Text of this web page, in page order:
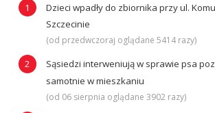
Dzieci wpadły do zbiornika przy ul.
Szczecinie
(od przedwczoraj oglądane 5414 razy)
Sąsiedzi interweniują w sprawie psa
samotnie w mieszkaniu
(od 06 sierpnia oglądane 3902 razy)